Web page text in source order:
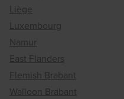
Liège
Luxembourg
Namur
East Flanders
Flemish Brabant
Walloon Brabant